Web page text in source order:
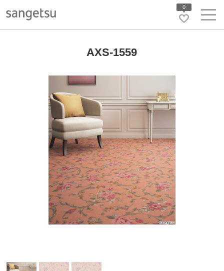
0
AXS-1559